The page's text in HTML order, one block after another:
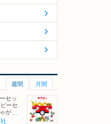
週間 月間
セッ
ーセ
が期